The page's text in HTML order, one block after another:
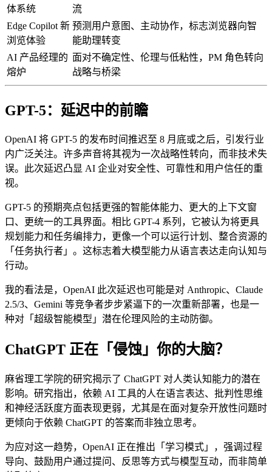
体系统
流
Edge Copilot 新
浏览体验
预测用户意图、主动协作，标志浏览器向智
能助理转变
AI 产品经理的
熔炉
面对不确定性、伦理与低粘性，PM 角色转向
战略与桥梁
GPT-5：延迟中的前瞻
OpenAI 将 GPT-5 的发布时间推迟至 8 月底或之后，引发行业
内广泛关注。许多声音将其视为一次战略性转向，而非技术失
误。此次延迟凸显 AI 企业对安全性、可靠性和用户信任的重
视。
GPT-5 的预期亮点包括更强的智能体能力、更大的上下文窗
口、更统一的工具界面。相比 GPT-4 系列，它被认为将更具
规划能力和任务编排力，更像一个可以运行计划、整合资源的
「任务执行者」。这标志着大模型能力从语言表达走向认知与
行动。
我的看法是，OpenAI 此次延迟也可能是对 Anthropic、Claude
2.5/3、Gemini 等竞争者步步紧逼下的一次重新部署，也是一
种对「超级智能模型」潜在伦理风险的主动防御。
ChatGPT 正在「侵蚀」你的大脑？
麻省理工学院的研究揭示了 ChatGPT 对人类认知能力的潜在
影响。研究指出，依赖 AI 工具的人在语言表达、批判性思维
和神经活跃度方面表现更弱，尤其是在面对复杂开放性问题时
更倾向于依赖 ChatGPT 的答案而非独立思考。
为应对这一趋势，OpenAI 正在推出「学习模式」，强调过程
导向、鼓励用户通过提问、反思等方式与模型互动，而非简单